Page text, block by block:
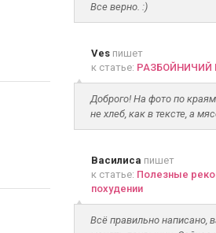
Все верно. :)
Vesпишет
к статье: РАЗБОЙНИЧИЙ
Доброго! На фото по
не хлеб, как в тексте, а
Василиса пишет
к статье: Полезные
похудении
Всё правильно написано,